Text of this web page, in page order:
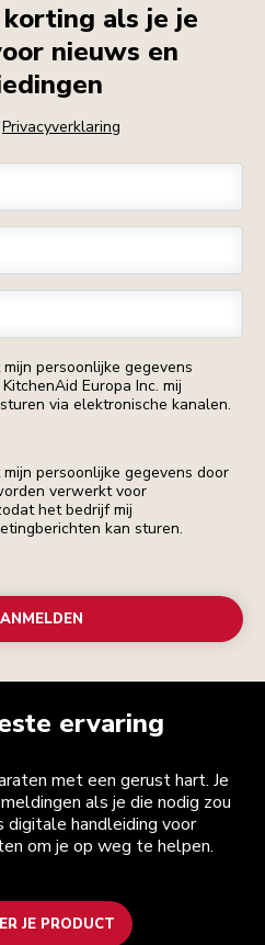
als je je
nieuws en
Privacyverklaring
persoonlijke gegevens
Europa Inc. mij
via elektronische kanalen.
persoonlijke gegevens door
verwerkt voor
het bedrijf mij
kan sturen.
ervaring
met een gerust hart. Je
als je die nodig zou
digitale handleiding voor
om je op weg te helpen.
JE PRODUCT